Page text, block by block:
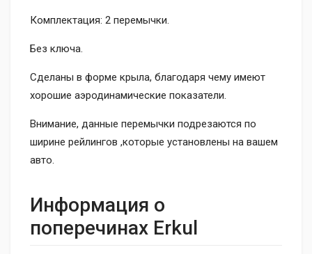
Комплектация: 2 перемычки.
Без ключа.
Сделаны в форме крыла, благодаря чему имеют
хорошие аэродинамические показатели.
Внимание, данные перемычки подрезаются по
ширине рейлингов ,которые установлены на вашем
авто.
Информация о
поперечинах Erkul